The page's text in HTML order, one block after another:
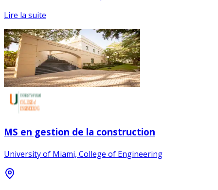
Lire la suite
MS en gestion de la construction
University of Miami, College of Engineering